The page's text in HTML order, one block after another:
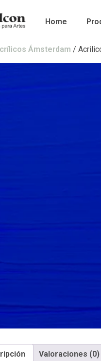
Home
Ámsterdam /
Valoraciones (0)